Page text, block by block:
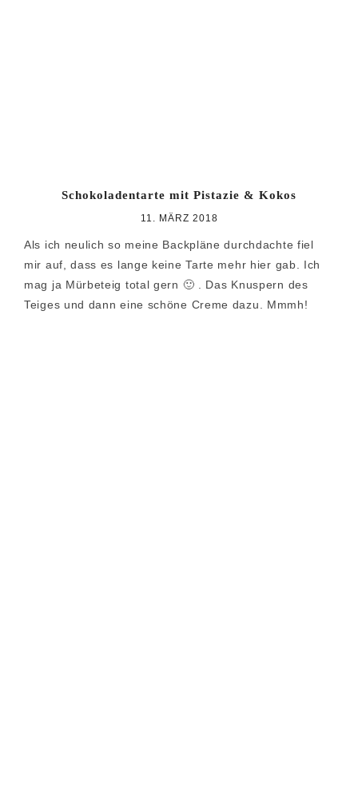
Schokoladentarte mit Pistazie & Kokos
11. MÄRZ 2018
Als ich neulich so meine Backpläne durchdachte fiel
mir auf, dass es lange keine Tarte mehr hier gab. Ich
mag ja Mürbeteig total gern 🙂 . Das Knuspern des
Teiges und dann eine schöne Creme dazu. Mmmh!